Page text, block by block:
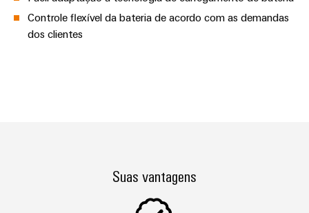
Controle flexível da bateria de acordo com as demandas
dos clientes
Suas vantagens